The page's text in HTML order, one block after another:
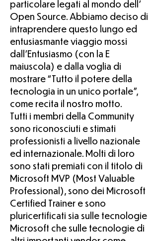
particolare legati al mondo dell’
Open Source. Abbiamo deciso di
intraprendere questo lungo ed
entusiasmante viaggio mossi
dall’Entusiasmo (con la E
maiuscola) e dalla voglia di
mostrare “Tutto il potere della
tecnologia in un unico portale”,
come recita il nostro motto.
Tutti i membri della Community
sono riconosciuti e stimati
professionisti a livello nazionale
ed internazionale. Molti di loro
sono stati premiati con il titolo di
Microsoft MVP (Most Valuable
Professional), sono dei Microsoft
Certified Trainer e sono
pluricertificati sia sulle tecnologie
Microsoft che sulle tecnologie di